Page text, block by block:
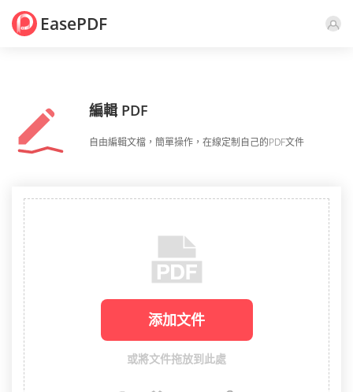
EasePDF
編輯 PDF
自由編輯文檔，簡單操作，在線定制自己的PDF文件
添加文件
或將文件拖放到此處